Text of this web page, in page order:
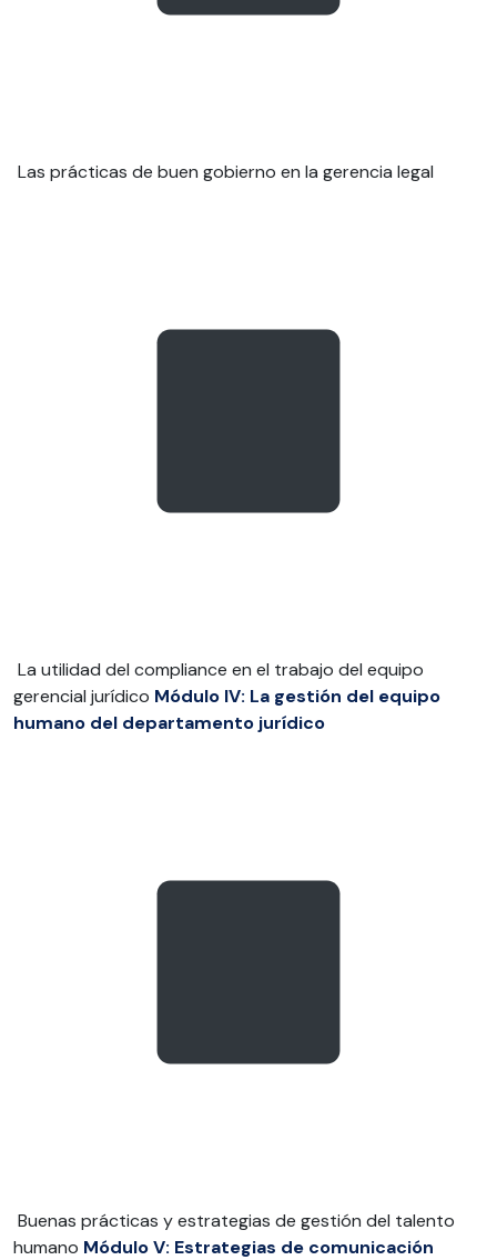
Las prácticas de buen gobierno en la gerencia legal
La utilidad del compliance en el trabajo del equipo
gerencial jurídico Módulo IV: La gestión del equipo
humano del departamento jurídico
Buenas prácticas y estrategias de gestión del talento
humano Módulo V: Estrategias de comunicación